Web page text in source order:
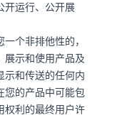
开运行、公开展
个非排他性的，
展示和使用产品及
示和传送的任何内
您的产品中可能包
权利的最终用户许